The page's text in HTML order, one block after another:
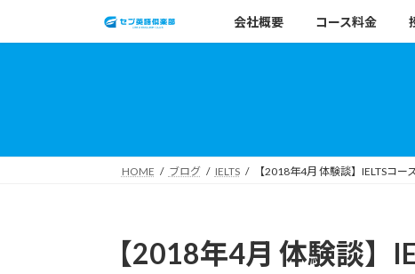
キ
に
会社概要 コース料金
HOME ブログ IELTS 【2018年4月 体験談】IELTSコ
【2018年4月 体験談】